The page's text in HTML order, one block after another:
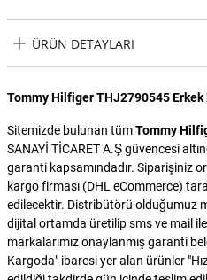
ÜRÜN DETAYLARI
Tommy Hilfiger THJ2790545 Erkek
Sitemizde bulunan tümTommy
SANAYİ TİCARET A.Ş güvencesi
garanti kapsamındadır. Siparişiniz
kargo firması (DHL eCommerce)
edilecektir. Distribütörü olduğumuz
dijital ortamda üretilip sms ve mail
markalarımız onaylanmış garanti
Kargoda" ibaresi yer alan ürünler